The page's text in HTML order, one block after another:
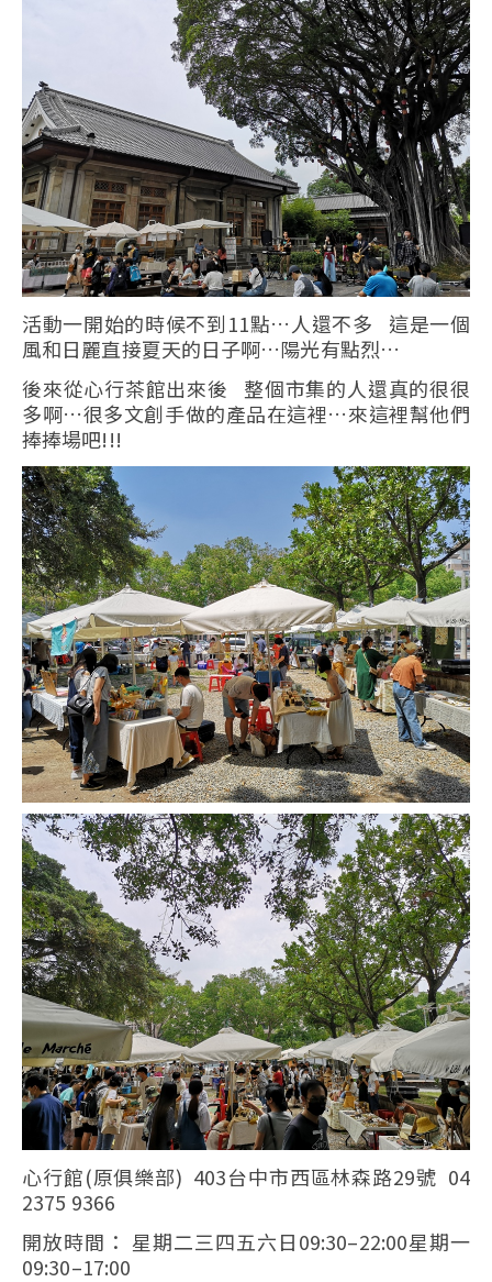
活動一開始的時候不到11點…人還不多 這是一個
風和日麗直接夏天的日子啊…陽光有點烈…
後來從心行茶館出來後 整個市集的人還真的很很
多啊…很多文創手做的產品在這裡…來這裡幫他們
捧捧場吧!!!
心行館(原俱樂部) 403台中市西區林森路29號 04
2375 9366
開放時間： 星期二三四五六日09:30–22:00星期一
09:30–17:00